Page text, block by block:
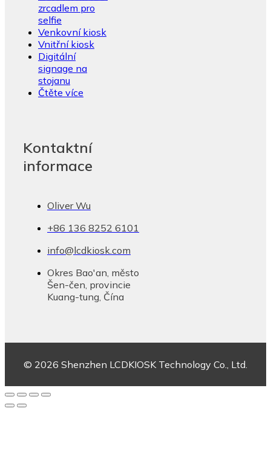
zrcadlem pro
selfie
Venkovní kiosk
Vnitřní kiosk
Digitální
signage na
stojanu
Čtěte více
Kontaktní
informace
Oliver Wu
+86 136 8252 6101
info@lcdkiosk.com
Okres Bao'an, město
Šen-čen, provincie
Kuang-tung, Čína
© 2026 Shenzhen LCDKIOSK Technology Co., Ltd.